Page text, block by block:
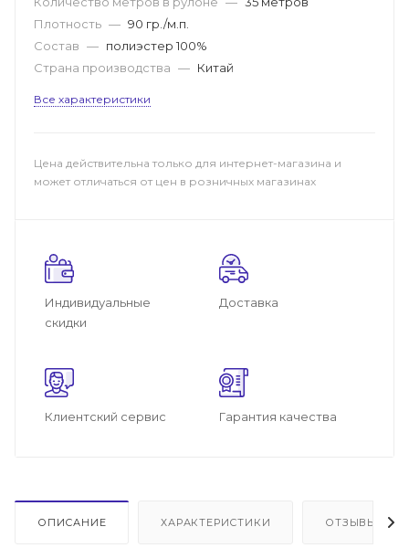
Плотность — 90 гр./м.п.
Состав — полиэстер 100%
Страна производства — Китай
Все характеристики
Цена действительна только для интернет-магазина и
может отличаться от цен в розничных магазинах
Индивидуальные
скидки
Доставка
Клиентский сервис Гарантия качества
ОПИСАНИЕ ХАРАКТЕРИСТИКИ ОТЗЫВЫ